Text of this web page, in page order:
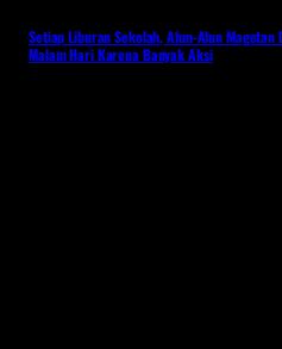
Setiap Liburan Sekolah, Alun-Alun Magetan
Malam Hari Karena Banyak Aksi